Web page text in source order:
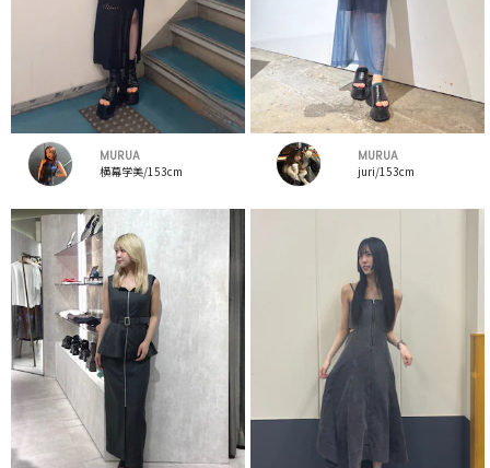
MURUA
横幕学美/153cm
MURUA
juri/153cm